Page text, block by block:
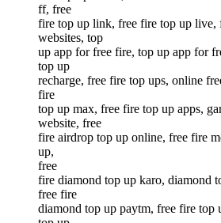
ff, free
fire top up link, free fire top up live,
websites, top
up app for free fire, top up app for
top up
recharge, free fire top ups, online
fire
top up max, free fire top up apps,
website, free
fire airdrop top up online, free fire
up,
free
fire diamond top up karo, diamond
free fire
diamond top up paytm, free fire